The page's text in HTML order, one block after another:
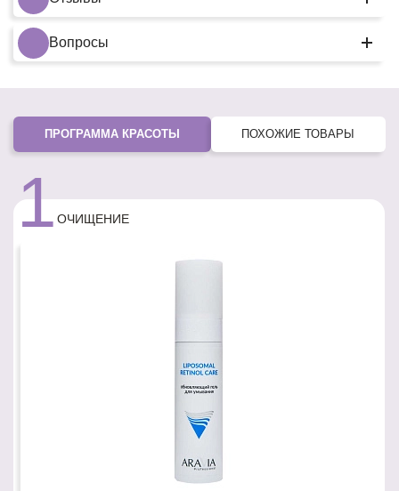
Вопросы
ПРОГРАММА КРАСОТЫ ПОХОЖИЕ ТОВАРЫ
1ОЧИЩЕНИЕ